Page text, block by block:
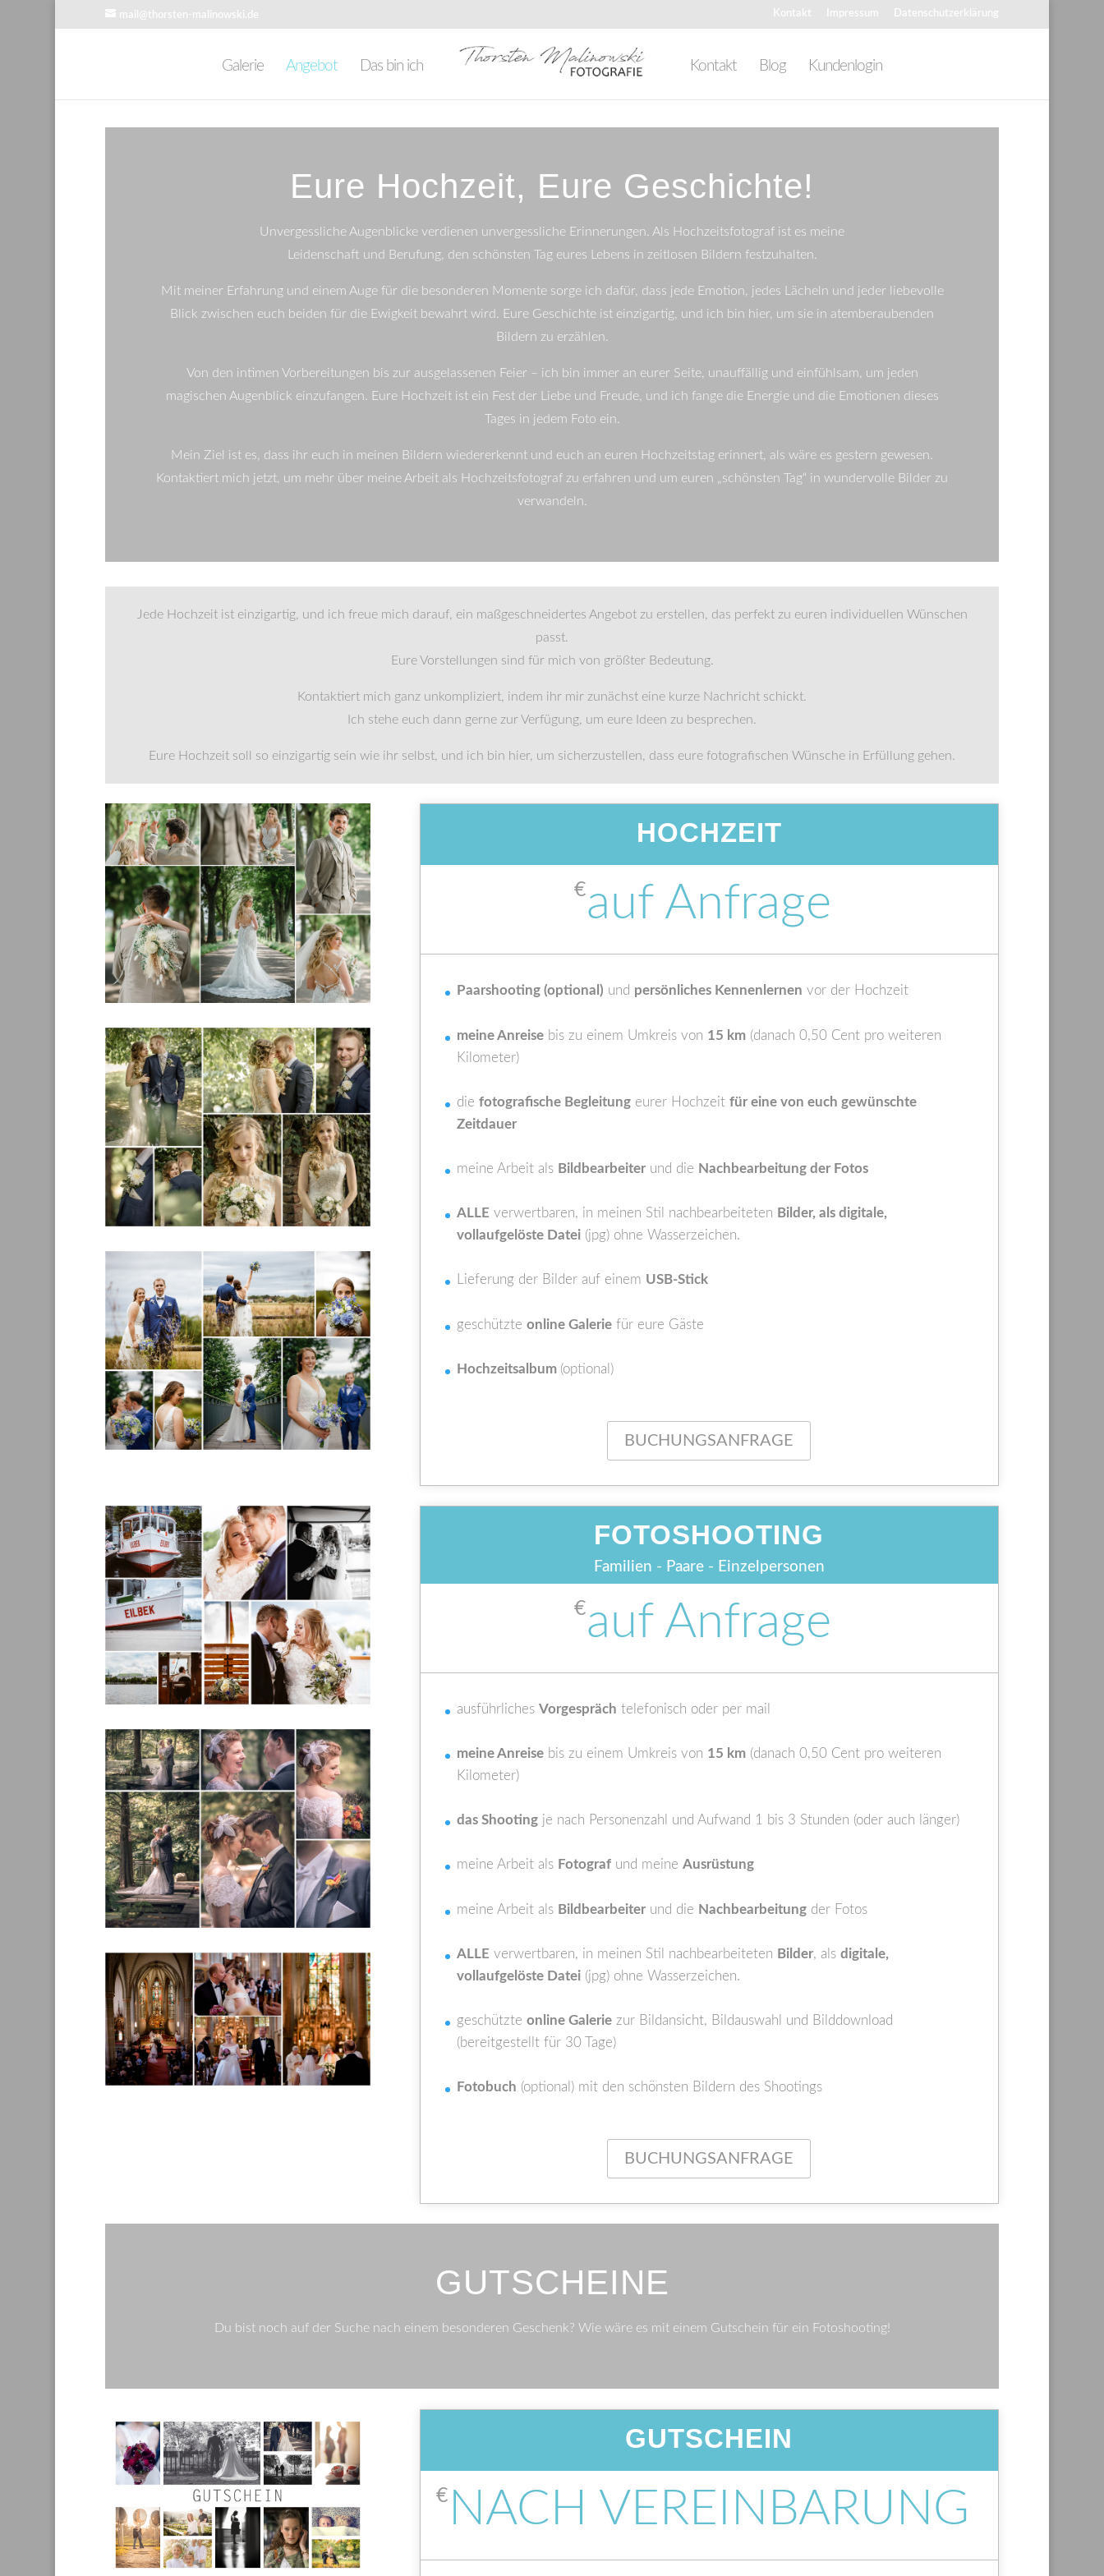
mail@thorsten-malinowski.de Kontakt Impressum Datenschutzerklärung
Galerie Angebot Das bin ich Kontakt Blog Kundenlogin
Eure Hochzeit, Eure Geschichte!
Unvergessliche Augenblicke verdienen unvergessliche Erinnerungen. Als Hochzeitsfotograf ist es meine
Leidenschaft und Berufung, den schönsten Tag eures Lebens in zeitlosen Bildern festzuhalten.
Mit meiner Erfahrung und einem Auge für die besonderen Momente sorge ich dafür, dass jede Emotion, jedes Lächeln und jeder liebevolle
Blick zwischen euch beiden für die Ewigkeit bewahrt wird. Eure Geschichte ist einzigartig, und ich bin hier, um sie in atemberaubenden
Bildern zu erzählen.
Von den intimen Vorbereitungen bis zur ausgelassenen Feier – ich bin immer an eurer Seite, unauffällig und einfühlsam, um jeden
magischen Augenblick einzufangen. Eure Hochzeit ist ein Fest der Liebe und Freude, und ich fange die Energie und die Emotionen dieses
Tages in jedem Foto ein.
Mein Ziel ist es, dass ihr euch in meinen Bildern wiedererkennt und euch an euren Hochzeitstag erinnert, als wäre es gestern gewesen.
Kontaktiert mich jetzt, um mehr über meine Arbeit als Hochzeitsfotograf zu erfahren und um euren „schönsten Tag“ in wundervolle Bilder zu
verwandeln.
Jede Hochzeit ist einzigartig, und ich freue mich darauf, ein maßgeschneidertes Angebot zu erstellen, das perfekt zu euren individuellen Wünschen
passt.
Eure Vorstellungen sind für mich von größter Bedeutung.
Kontaktiert mich ganz unkompliziert, indem ihr mir zunächst eine kurze Nachricht schickt.
Ich stehe euch dann gerne zur Verfügung, um eure Ideen zu besprechen.
Eure Hochzeit soll so einzigartig sein wie ihr selbst, und ich bin hier, um sicherzustellen, dass eure fotografischen Wünsche in Erfüllung gehen.
HOCHZEIT
€auf Anfrage
Paarshooting (optional) und persönliches Kennenlernen vor der Hochzeit
meine Anreisebis zu einem Umkreis von 15 km(danach 0,50 Cent pro weiteren
Kilometer)
die fotografische Begleitungeurer Hochzeit für eine von euch gewünschte
Zeitdauer
meine Arbeit als Bildbearbeiterund die Nachbearbeitung der Fotos
ALLE verwertbaren, in meinen Stil nachbearbeiteten Bilder, als digitale,
vollaufgelöste Datei(jpg) ohne Wasserzeichen.
Lieferung der Bilder auf einem USB-Stick
geschützte online Galeriefür eure Gäste
Hochzeitsalbum (optional)
BUCHUNGSANFRAGE
FOTOSHOOTING
Familien - Paare - Einzelpersonen
€auf Anfrage
ausführliches Vorgespräch telefonisch oder per mail
meine Anreisebis zu einem Umkreis von 15 km(danach 0,50 Cent pro weiteren
Kilometer)
das Shootingje nach Personenzahl und Aufwand 1 bis 3 Stunden (oder auch länger)
meine Arbeit als Fotografund meine Ausrüstung
meine Arbeit als Bildbearbeiterund die Nachbearbeitungder Fotos
ALLE verwertbaren, in meinen Stil nachbearbeiteten Bilder, als digitale,
vollaufgelöste Datei(jpg) ohne Wasserzeichen.
geschützte online Galeriezur Bildansicht, Bildauswahl und Bilddownload
(bereitgestellt für 30 Tage)
Fotobuch (optional) mit den schönsten Bildern des Shootings
BUCHUNGSANFRAGE
GUTSCHEINE
Du bist noch auf der Suche nach einem besonderen Geschenk? Wie wäre es mit einem Gutschein für ein Fotoshooting!
GUTSCHEIN
€ NACH VEREINBARUNG